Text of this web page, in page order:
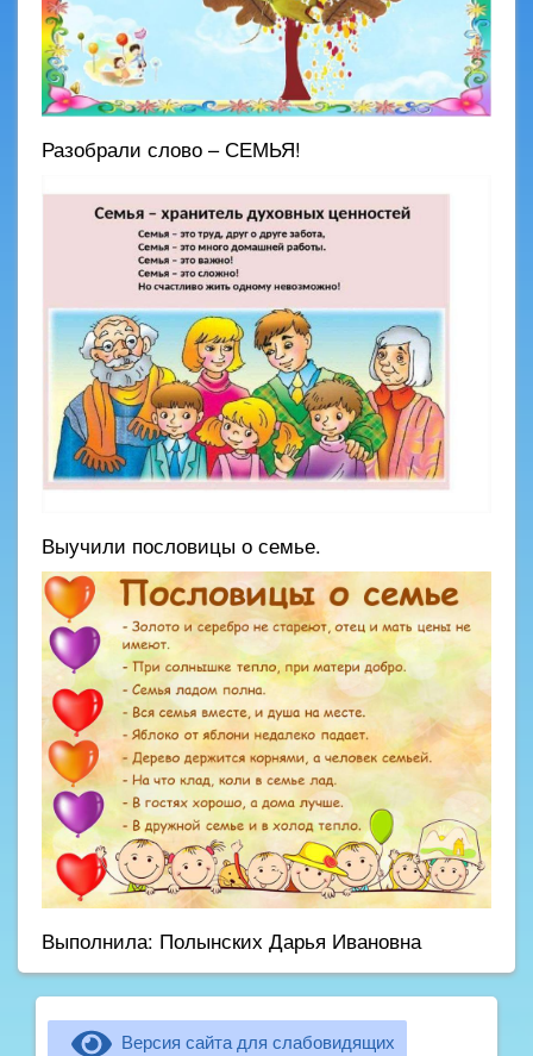
Разобрали слово – СЕМЬЯ!
Выучили пословицы о семье.
Выполнила: Полынских Дарья Ивановна
Версия сайта для слабовидящих